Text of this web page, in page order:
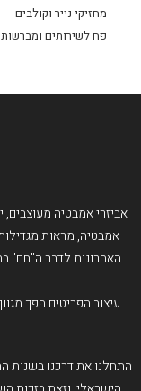
מחזיקי נייר וקולבים
פח לשירותים ומברשות
אביזרי אמבטיה מעוצבים,
אמבטיה, מראות
האחרונות לדבר ה"חם"
עיצוב הפריטים הפך
התחלנו את דרכנו בשנות